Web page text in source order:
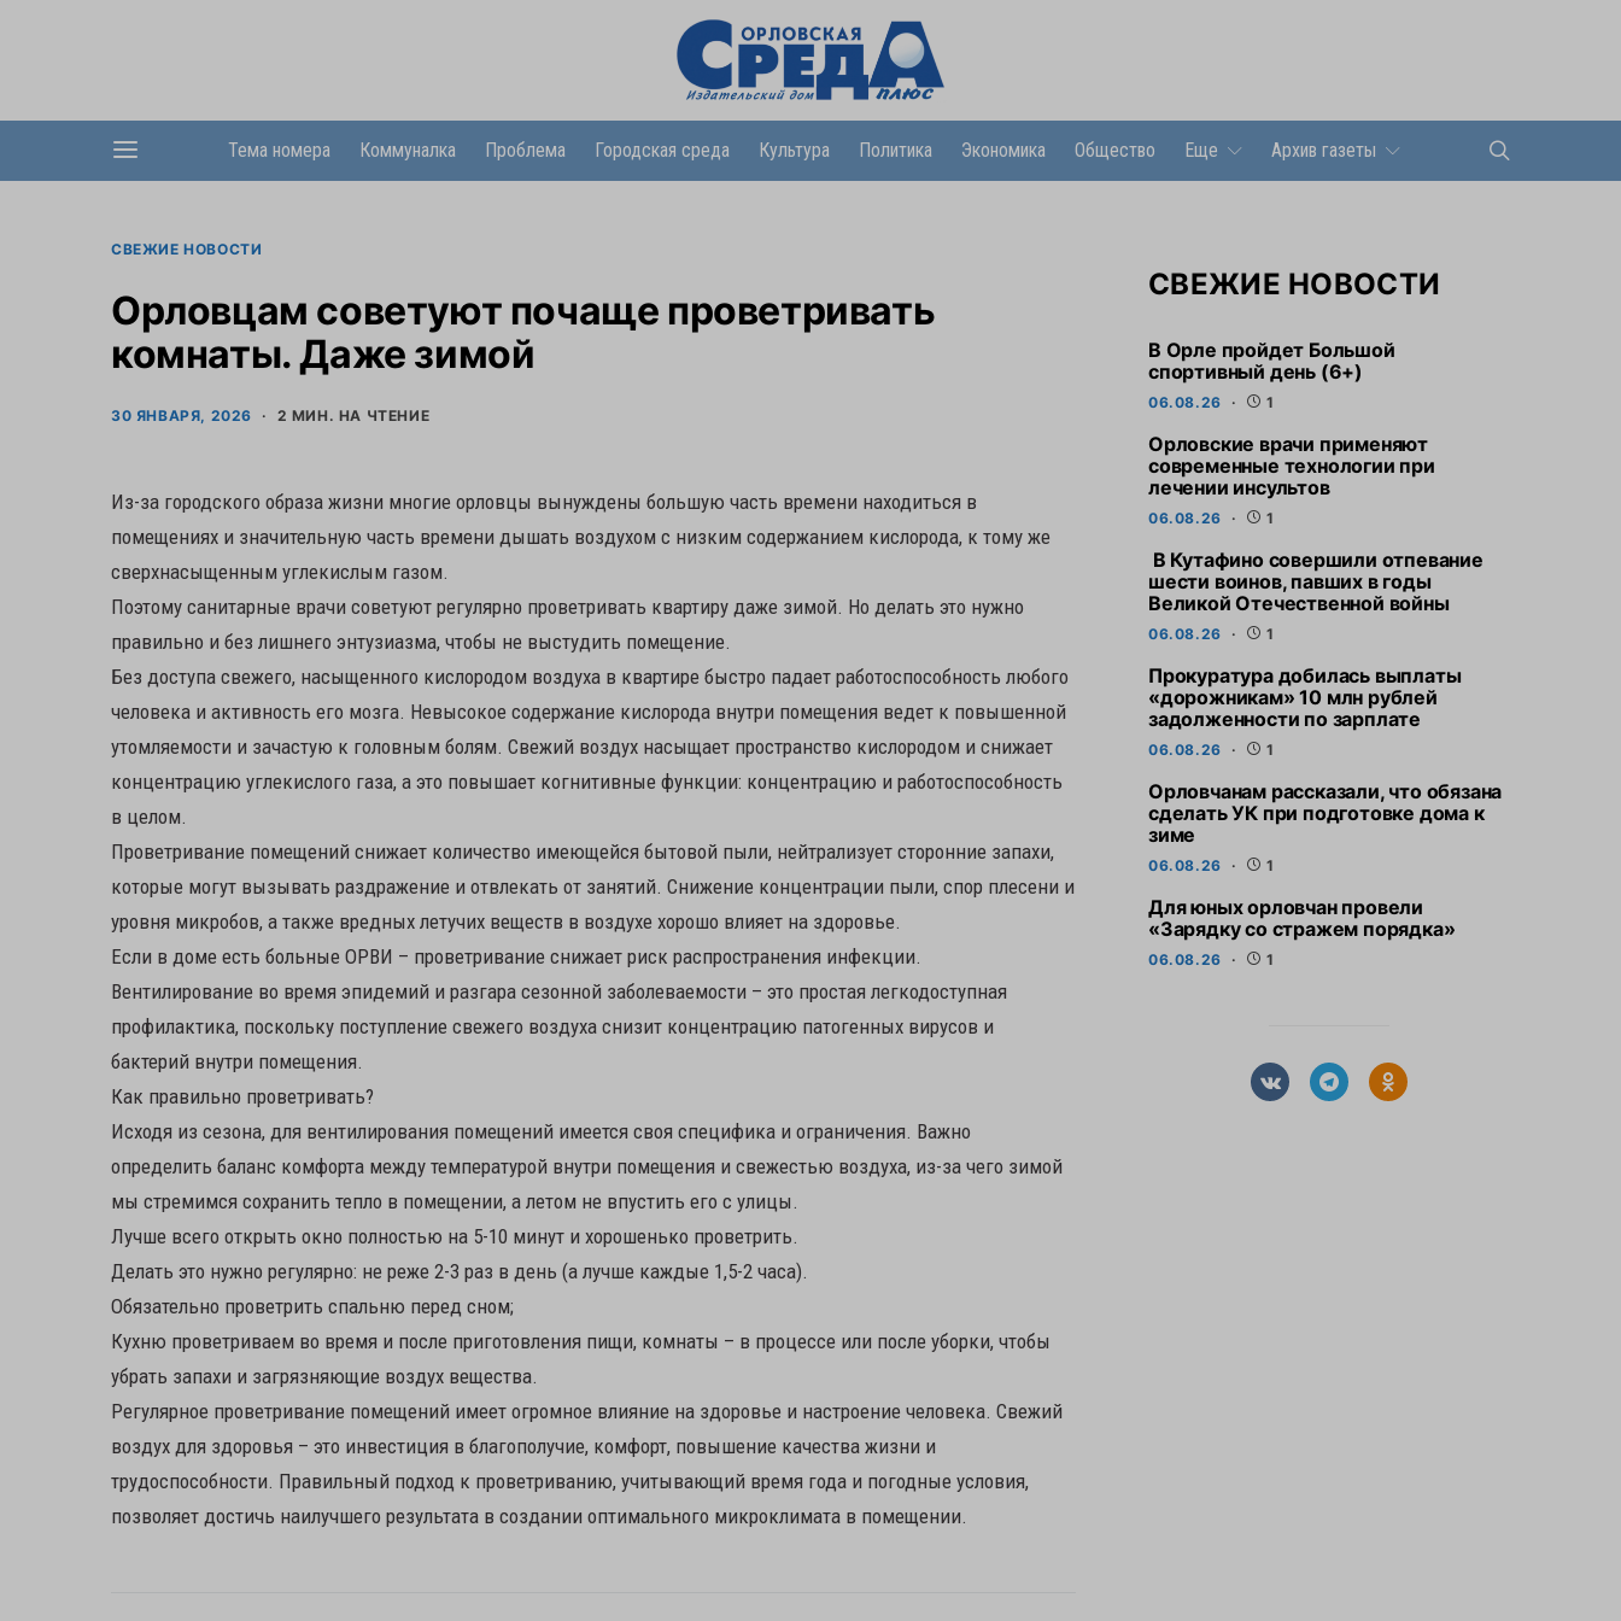
Тема номера Коммуналка Проблема Городская среда Культура Политика Экономика Общество Еще Архив газеты
СВЕЖИЕ НОВОСТИ
Орловцам советуют почаще проветривать
комнаты. Даже зимой
30 ЯНВАРЯ, 2026 2 МИН. НА ЧТЕНИЕ
Из-за городского образа жизни многие орловцы вынуждены большую часть времени находиться в
помещениях и значительную часть времени дышать воздухом с низким содержанием кислорода, к тому же
сверхнасыщенным углекислым газом.
Поэтому санитарные врачи советуют регулярно проветривать квартиру даже зимой. Но делать это нужно
правильно и без лишнего энтузиазма, чтобы не выстудить помещение.
Без доступа свежего, насыщенного кислородом воздуха в квартире быстро падает работоспособность любого
человека и активность его мозга. Невысокое содержание кислорода внутри помещения ведет к повышенной
утомляемости и зачастую к головным болям. Свежий воздух насыщает пространство кислородом и снижает
концентрацию углекислого газа, а это повышает когнитивные функции: концентрацию и работоспособность
в целом.
Проветривание помещений снижает количество имеющейся бытовой пыли, нейтрализует сторонние запахи,
которые могут вызывать раздражение и отвлекать от занятий. Снижение концентрации пыли, спор плесени и
уровня микробов, а также вредных летучих веществ в воздухе хорошо влияет на здоровье.
Если в доме есть больные ОРВИ – проветривание снижает риск распространения инфекции.
Вентилирование во время эпидемий и разгара сезонной заболеваемости – это простая легкодоступная
профилактика, поскольку поступление свежего воздуха снизит концентрацию патогенных вирусов и
бактерий внутри помещения.
Как правильно проветривать?
Исходя из сезона, для вентилирования помещений имеется своя специфика и ограничения. Важно
определить баланс комфорта между температурой внутри помещения и свежестью воздуха, из-за чего зимой
мы стремимся сохранить тепло в помещении, а летом не впустить его с улицы.
Лучше всего открыть окно полностью на 5-10 минут и хорошенько проветрить.
Делать это нужно регулярно: не реже 2-3 раз в день (а лучше каждые 1,5-2 часа).
Обязательно проветрить спальню перед сном;
Кухню проветриваем во время и после приготовления пищи, комнаты – в процессе или после уборки, чтобы
убрать запахи и загрязняющие воздух вещества.
Регулярное проветривание помещений имеет огромное влияние на здоровье и настроение человека. Свежий
воздух для здоровья – это инвестиция в благополучие, комфорт, повышение качества жизни и
трудоспособности. Правильный подход к проветриванию, учитывающий время года и погодные условия,
позволяет достичь наилучшего результата в создании оптимального микроклимата в помещении.
СВЕЖИЕ НОВОСТИ
В Орле пройдет Большой
спортивный день (6+)
06.08.26 1
Орловские врачи применяют
современные технологии при
лечении инсультов
06.08.26 1
В Кутафино совершили отпевание
шести воинов, павших в годы
Великой Отечественной войны
06.08.26 1
Прокуратура добилась выплаты
«дорожникам» 10 млн рублей
задолженности по зарплате
06.08.26 1
Орловчанам рассказали, что обязана
сделать УК при подготовке дома к
зиме
06.08.26 1
Для юных орловчан провели
«Зарядку со стражем порядка»
06.08.26 1